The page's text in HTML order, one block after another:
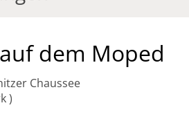
dem Moped
Chaussee